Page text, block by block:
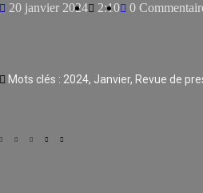
20 janvier 2024 2:10 0
Mots clés : 2024, Janvier, Revue de